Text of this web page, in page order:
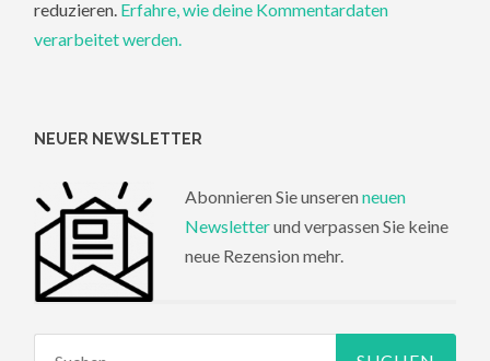
reduzieren. Erfahre, wie deine Kommentardaten
verarbeitet werden.
NEUER NEWSLETTER
Abonnieren Sie unseren neuen
Newsletterund verpassen Sie keine
neue Rezension mehr.